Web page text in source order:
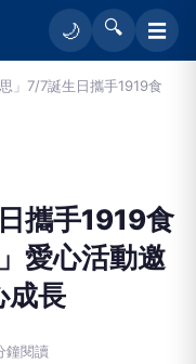
🌙 🔍 ☰
思」7/7誕生日攜手1919食
攜手1919食
愛心活動邀
成長
鐘閱讀